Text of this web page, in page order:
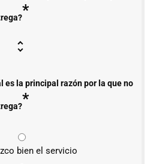
*
es la principal razón por la que no
*
bien el servicio